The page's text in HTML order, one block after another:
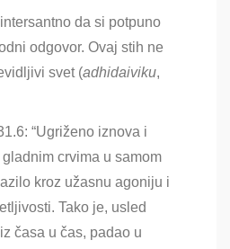
da si potpuno
odgovor. Ovaj stih ne
svet(adhidaiviku,
“Ugriženo iznova i
crvima u samom
kroz užasnu agoniju i
Tako je, usled
časa u čas, padao u